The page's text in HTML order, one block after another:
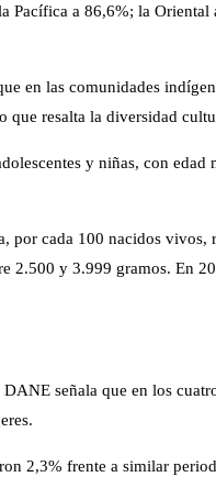
Pacífica a 86,6%; la
en las comunidades
que resalta la diversidad
y niñas, con
por cada 100 nacidos
2.500 y 3.999 gramos. En
señala que en los
2,3% frente a similar